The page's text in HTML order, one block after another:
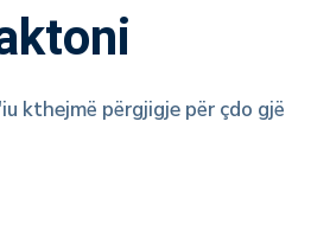
kthejmë përgjigje për çdo gjë